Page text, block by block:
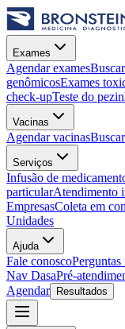
Exames
Agendar exames
genômicosExames
check-upTeste do
Vacinas
Agendar vacinas
Serviços
Infusão de
particularAtendimento
EmpresasColeta em
Unidades
Ajuda
Fale conoscoPerguntas
Nav DasaPré-
Agendar
Resultados